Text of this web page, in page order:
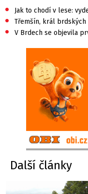
• Jak to chodí v lese:
• Třemšín, král brdských
• V Brdech se objevila
Další články